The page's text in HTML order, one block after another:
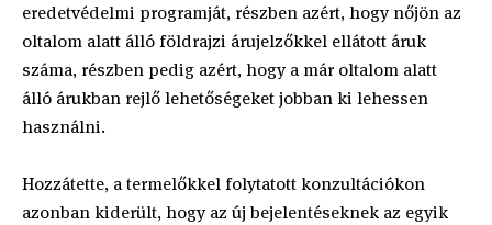
eredetvédelmi programját, részben azért, hogy nőjön az
oltalom alatt álló földrajzi árujelzőkkel ellátott áruk
száma, részben pedig azért, hogy a már oltalom alatt
álló árukban rejlő lehetőségeket jobban ki lehessen
használni.
Hozzátette, a termelőkkel folytatott konzultációkon
azonban kiderült, hogy az új bejelentéseknek az egyik